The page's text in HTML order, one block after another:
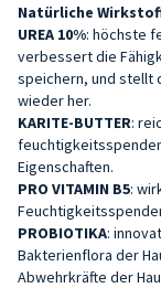
Natürliche
UREA 10%: höchste
verbessert die
speichern, und stellt
wieder her.
KARITE-BUTTER:
Eigenschaften.
PRO VITAMIN B5:
PROBIOTIKA:
Bakterienflora der
Abwehrkräfte der